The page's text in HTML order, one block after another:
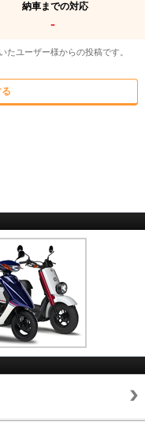
納車までの対応
-
ユーザー様からの投稿です。